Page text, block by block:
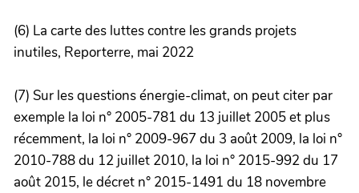
(6) La carte des luttes contre les grands projets
inutiles, Reporterre, mai 2022
(7) Sur les questions énergie-climat, on peut citer par
exemple la loi n° 2005-781 du 13 juillet 2005 et plus
récemment, la loi n° 2009-967 du 3 août 2009, la loi n°
2010-788 du 12 juillet 2010, la loi n° 2015-992 du 17
août 2015, le décret n° 2015-1491 du 18 novembre